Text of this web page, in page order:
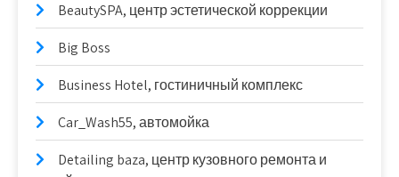
BeautySPA, центр эстетической коррекции
Big Boss
Business Hotel, гостиничный комплекс
Car_Wash55, автомойка
Detailing baza, центр кузовного ремонта и